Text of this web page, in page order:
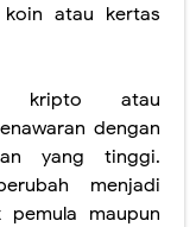
atau kertas
kripto atau
dengan
yang tinggi.
menjadi
maupun